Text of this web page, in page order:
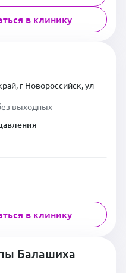
в клинику
г Новороссийск, ул
выходных
в клинику
Балашиха